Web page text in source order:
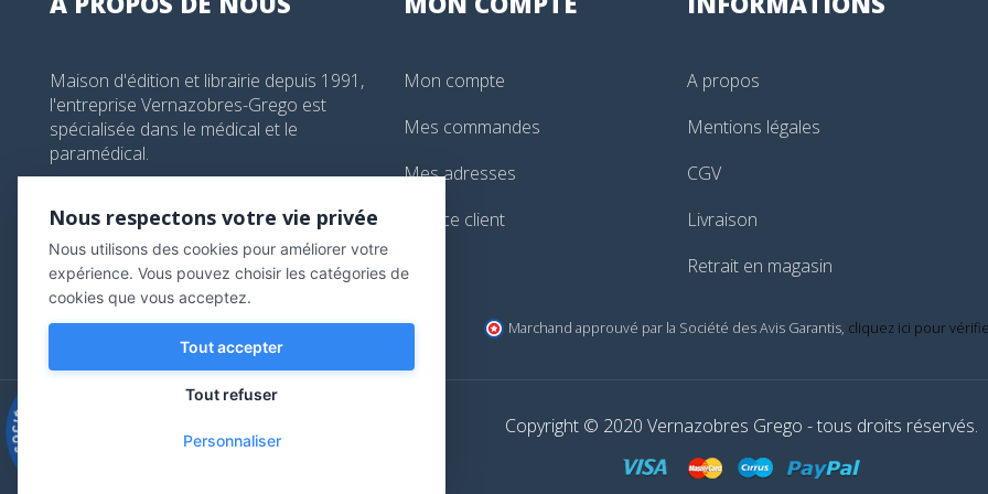
Maison d'édition et librairie depuis 1991,
l'entreprise Vernazobres-Grego est
spécialisée dans le médical et le
paramédical.
librairie@vg-editions.com
Mon compte
Mes commandes
Mes adresses
Service client
A propos
Mentions légales
CGV
Livraison
Retrait en magasin
Marchand approuvé par la Société des Avis Garantis, cliquez ici pour
Copyright © 2020 Vernazobres Grego - tous droits réservés.
Nous respectons votre vie privée
Nous utilisons des cookies pour améliorer votre
expérience. Vous pouvez choisir les catégories de
cookies que vous acceptez.
Tout accepter
Tout refuser
Personnaliser